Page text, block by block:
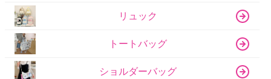
リュック
トートバッグ
ショルダーバッグ